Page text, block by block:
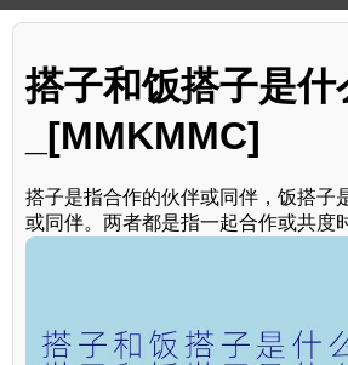
搭子和饭搭子是什
_[MMKMMC]
搭子是指合作的伙伴或同伴，饭搭子
或同伴。两者都是指一起合作或共度